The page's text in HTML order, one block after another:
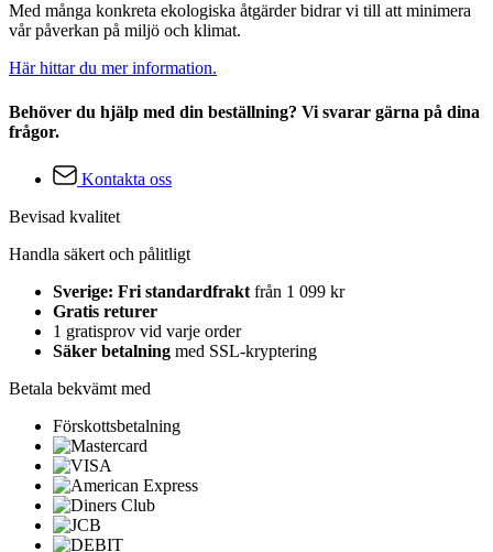
Med många konkreta ekologiska åtgärder bidrar vi till att minimera
vår påverkan på miljö och klimat.
Här hittar du mer information.
Behöver du hjälp med din beställning? Vi svarar gärna på dina
frågor.
Kontakta oss
Bevisad kvalitet
Handla säkert och pålitligt
Sverige: Fri standardfrakt från 1 099 kr
Gratis returer
1 gratisprov vid varje order
Säker betalning med SSL-kryptering
Betala bekvämt med
Förskottsbetalning